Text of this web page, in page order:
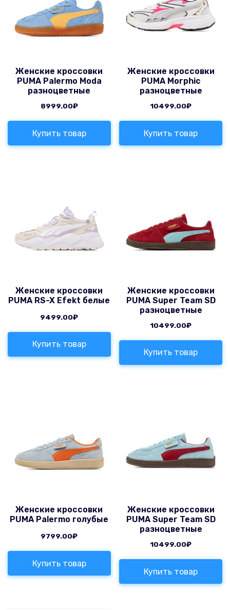
Женские кроссовки
PUMA Palermo Moda
разноцветные
8999.00₽
Купить товар
Женские кроссовки
PUMA Morphic
разноцветные
10499.00₽
Купить товар
Женские кроссовки
PUMA RS-X Efekt белые
9499.00₽
Купить товар
Женские кроссовки
PUMA Super Team SD
разноцветные
10499.00₽
Купить товар
Женские кроссовки
PUMA Palermo голубые
9799.00₽
Купить товар
Женские кроссовки
PUMA Super Team SD
разноцветные
10499.00₽
Купить товар